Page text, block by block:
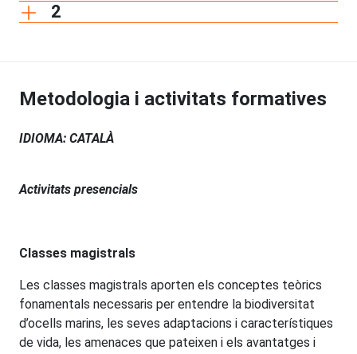
2
Metodologia i activitats formatives
IDIOMA: CATALÀ
Activitats presencials
Classes magistrals
Les classes magistrals aporten els conceptes teòrics
fonamentals necessaris per entendre la biodiversitat
d’ocells marins, les seves adaptacions i característiques
de vida, les amenaces que pateixen i els avantatges i